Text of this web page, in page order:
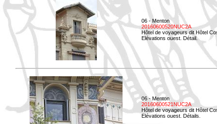
06 - Menton
20160600520NUC2A
Hôtel de voyageurs dit Hôtel
Elévations ouest. Détail.
06 - Menton
20160600521NUC2A
Hôtel de voyageurs dit Hôtel
Elévations ouest. Détails.